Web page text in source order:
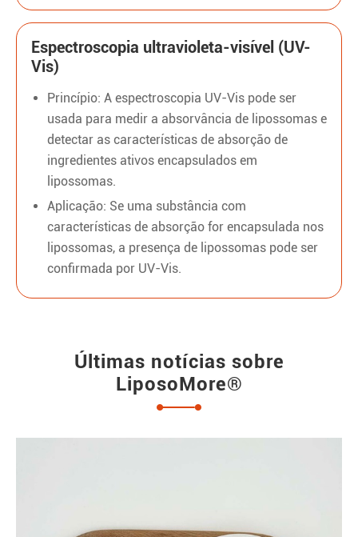
Espectroscopia ultravioleta-visível (UV-
Vis)
Princípio: A espectroscopia UV-Vis pode ser
usada para medir a absorvância de lipossomas e
detectar as características de absorção de
ingredientes ativos encapsulados em
lipossomas.
Aplicação: Se uma substância com
características de absorção for encapsulada nos
lipossomas, a presença de lipossomas pode ser
confirmada por UV-Vis.
Últimas notícias sobre
LiposoMore®